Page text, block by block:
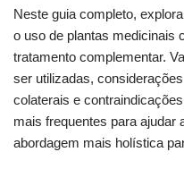
Neste guia completo,
o uso de plantas medicinais
tratamento complementar.
ser utilizadas,
colaterais e
mais frequentes para ajudar
abordagem mais holística